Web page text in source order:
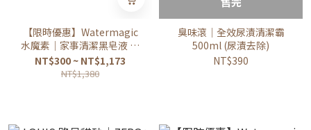
【限時優惠】Watermagic
水魔素｜家事清潔黑皂液 寵
物友善清潔劑(泡沫清潔液
300ml/補充罐900ml/補充
NT$300 ~ NT$1,173
NT$1,380
臭味滾｜全效尿漬清潔霸
500ml (尿漬去除)
NT$390